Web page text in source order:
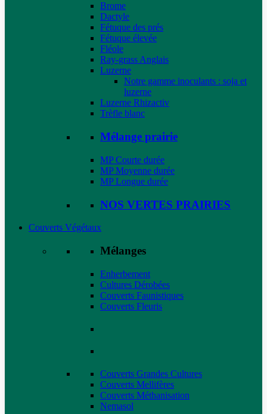
Brome
Dactyle
Fétuque des prés
Fétuque élevée
Fléole
Ray-grass Anglais
Luzerne
Notre gamme inoculants : soja et
luzerne
Luzerne Rhizactiv
Trèfle blanc
Mélange prairie
MP Courte durée
MP Moyenne durée
MP Longue durée
NOS VERTES PRAIRIES
Couverts Végétaux
Mélanges
Enherbement
Cultures Dérobées
Couverts Faunistiques
Couverts Fleuris
Couverts Grandes Cultures
Couverts Mellifères
Couverts Méthanisation
Nemasol